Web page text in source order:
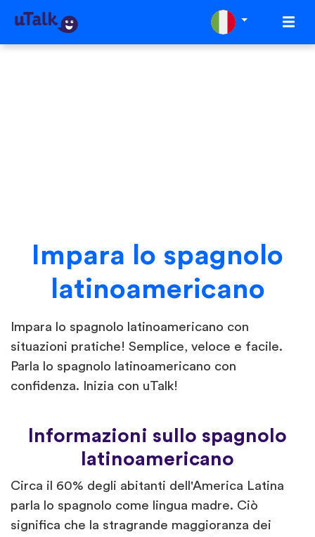
Impara lo spagnolo
latinoamericano
Impara lo spagnolo latinoamericano con
situazioni pratiche! Semplice, veloce e facile.
Parla lo spagnolo latinoamericano con
confidenza. Inizia con uTalk!
Informazioni sullo spagnolo
latinoamericano
Circa il 60% degli abitanti dell'America Latina
parla lo spagnolo come lingua madre. Ciò
significa che la stragrande maggioranza dei